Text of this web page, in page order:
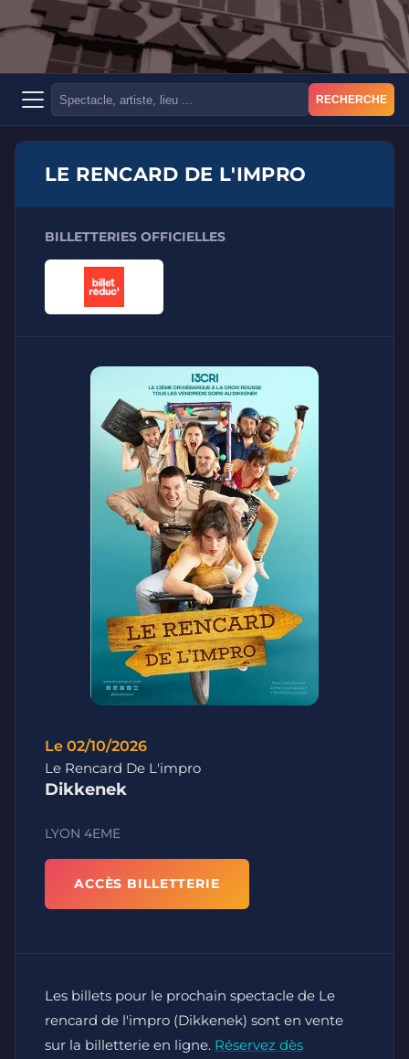
RECHERCHE
LE RENCARD DE L'IMPRO
BILLETTERIES OFFICIELLES
Le 02/10/2026
Le Rencard De L'impro
Dikkenek
LYON 4EME
ACCÈS BILLETTERIE
Les billets pour le prochain spectacle de Le
rencard de l'impro (Dikkenek) sont en vente
sur la billetterie en ligne. Réservez dès